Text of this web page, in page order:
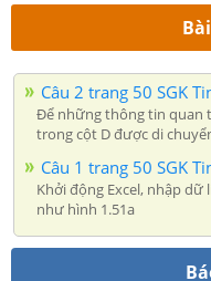
Câu 2 trang 50 SGK
Để những thông tin quan
trong cột D được di
Câu 1 trang 50 SGK
Khởi động Excel, nhập
như hình 1.51a